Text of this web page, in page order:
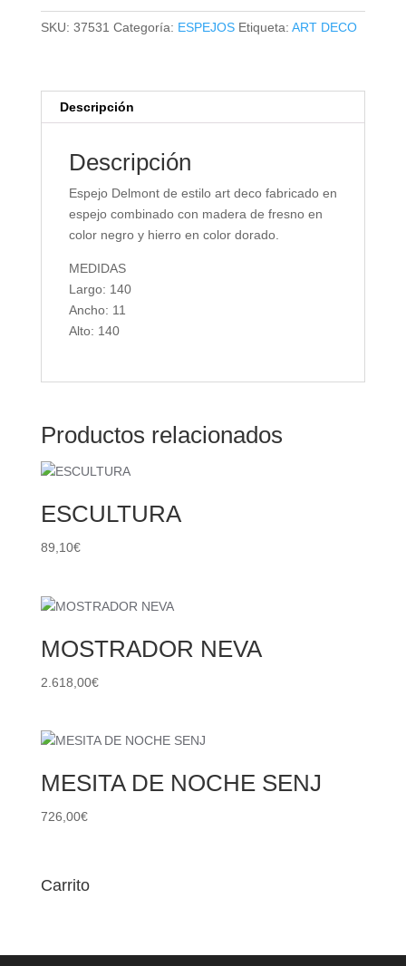
SKU: 37531 Categoría: ESPEJOS Etiqueta: ART DECO
Descripción
Descripción
Espejo Delmont de estilo art deco fabricado en
espejo combinado con madera de fresno en
color negro y hierro en color dorado.
MEDIDAS
Largo: 140
Ancho: 11
Alto: 140
Productos relacionados
ESCULTURA
89,10€
MOSTRADOR NEVA
2.618,00€
MESITA DE NOCHE SENJ
726,00€
Carrito